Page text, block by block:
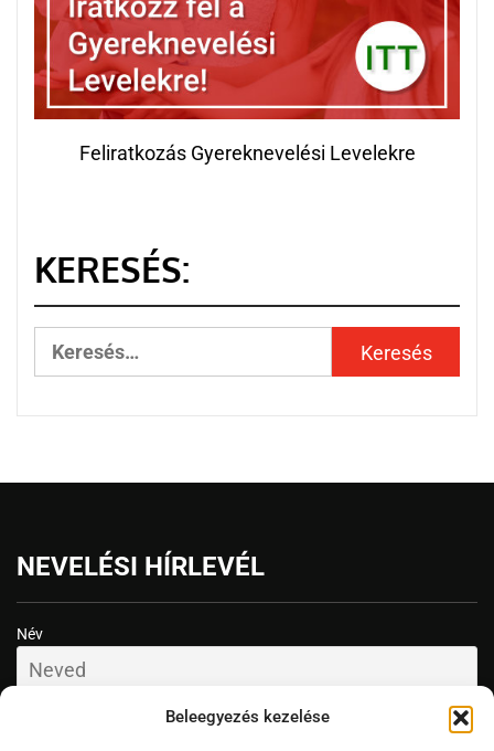
Beleegyezés kezelése
Feliratkozás Gyereknevelési Levelekre
KERESÉS:
NEVELÉSI HÍRLEVÉL
Név